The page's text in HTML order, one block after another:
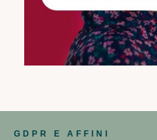
GDPR E AFFINI